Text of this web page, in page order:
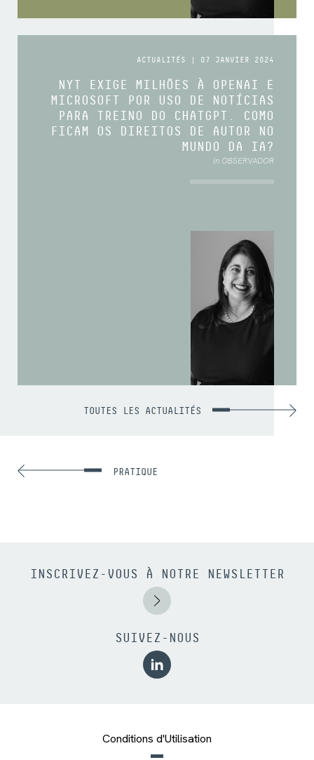
ACTUALITÉS | 07 JANVIER 2024
NYT EXIGE MILHÕES À OPENAI E
MICROSOFT POR USO DE NOTÍCIAS
PARA TREINO DO CHATGPT. COMO
FICAM OS DIREITOS DE AUTOR NO
MUNDO DA IA?
in OBSERVADOR
TOUTES LES ACTUALITÉS
PRATIQUE
INSCRIVEZ-VOUS À NOTRE NEWSLETTER
SUIVEZ-NOUS
Conditions d'Utilisation